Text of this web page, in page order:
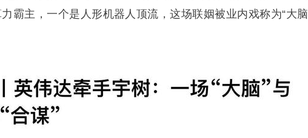
霸主，一个是人形机器人顶流，这场联姻被业内戏称为“大脑